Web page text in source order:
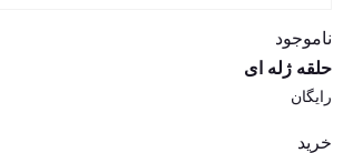
ناموجود
حلقه ژله ای
رایگان
خرید